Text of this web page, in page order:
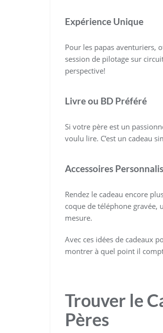
Expérience Unique
Pour les papas aventuriers,
session de pilotage sur
perspective!
Livre ou BD Préféré
Si votre père est un
voulu lire. C’est un cadeau
Accessoires
Rendez le cadeau encore
coque de téléphone gravée,
mesure.
Avec ces idées de cadeaux
montrer à quel point il
Trouver le
Pères